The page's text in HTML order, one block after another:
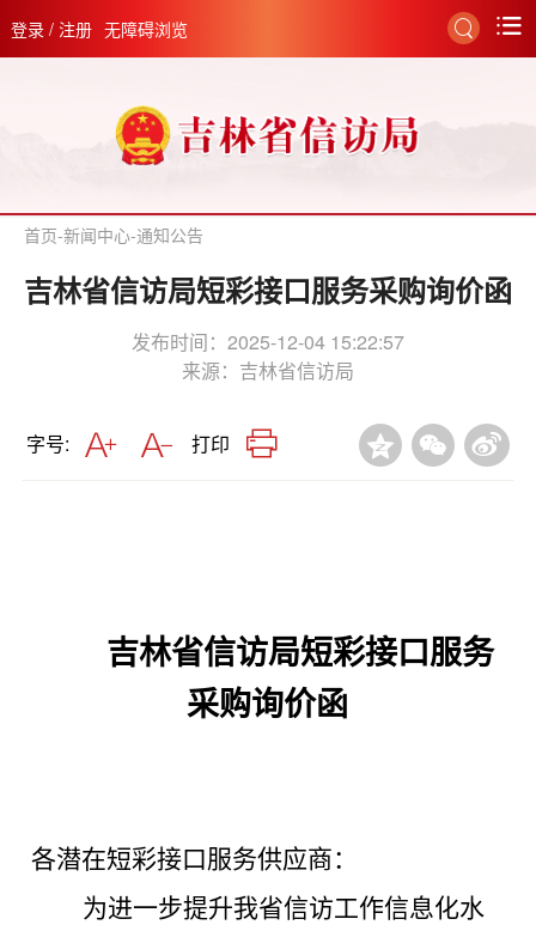
登录 / 注册 无障碍浏览
首页-新闻中心-通知公告
吉林省信访局短彩接口服务采购询价函
发布时间：2025-12-04 15:22:57
来源： 吉林省信访局
字号: 打印
吉林省信访局短彩接口服务
采购询价函
各潜在短彩接口服务供应商：
为进一步提升我省信访工作信息化水